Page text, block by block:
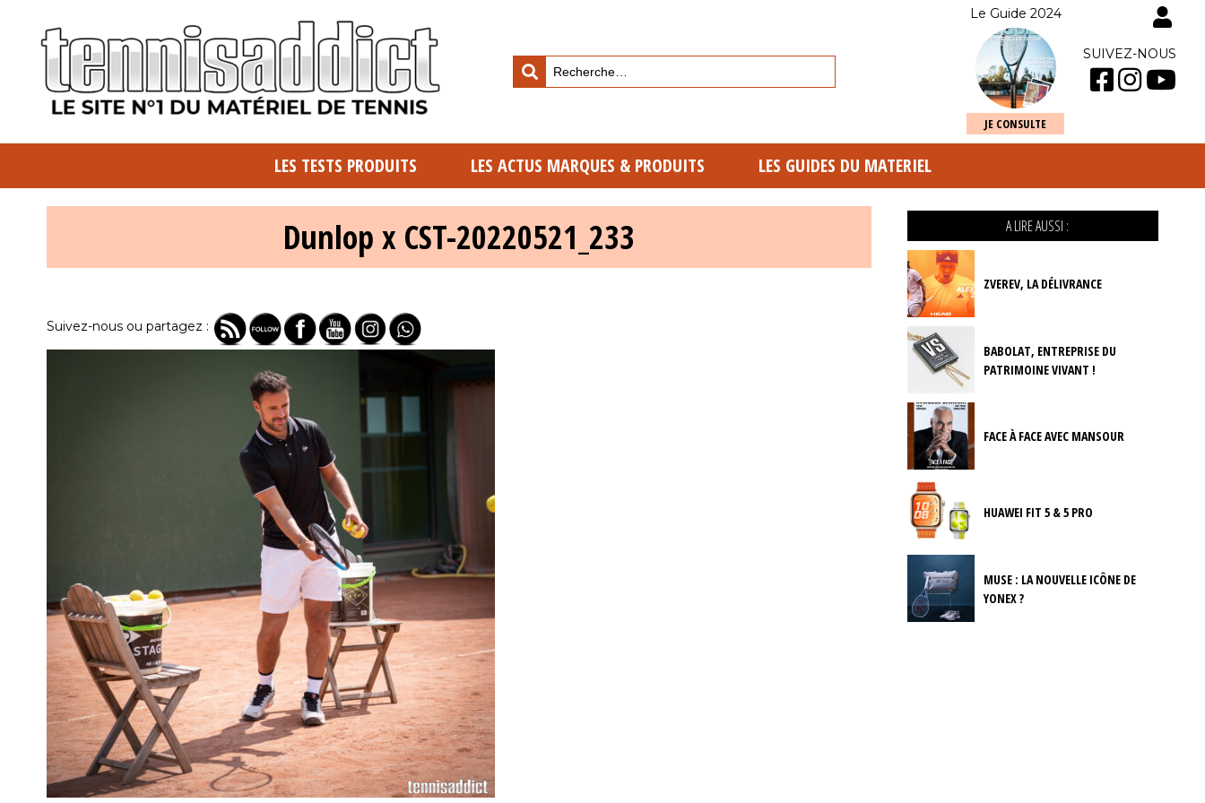
Le Guide 2024
JE CONSULTE
SUIVEZ-NOUS
LES TESTS PRODUITS LES ACTUS MARQUES & PRODUITS LES GUIDES DU MATERIEL
Dunlop x CST-20220521_233
Suivez-nous ou partagez :
A LIRE AUSSI :
ZVEREV, LA DÉLIVRANCE
BABOLAT, ENTREPRISE DU
PATRIMOINE VIVANT !
FACE À FACE AVEC MANSOUR
HUAWEI FIT 5 & 5 PRO
MUSE : LA NOUVELLE ICÔNE DE
YONEX ?